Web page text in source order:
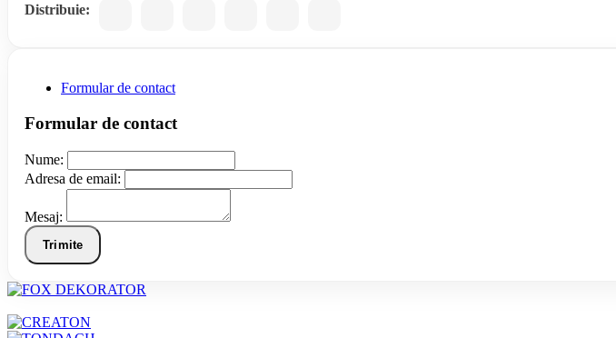
Distribuie:
Formular de contact
Formular de contact
Nume:
Adresa de email:
Mesaj:
Trimite